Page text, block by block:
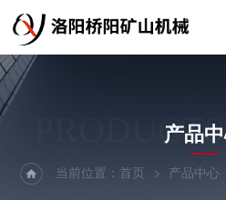
产品
当前位置：首页 产品中心